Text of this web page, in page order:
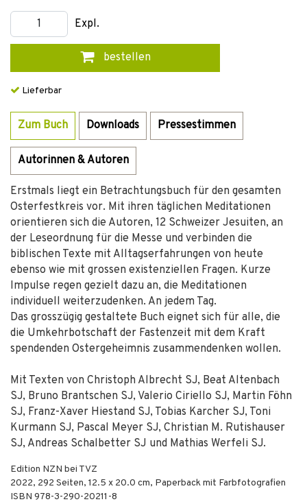
Expl.
bestellen
Lieferbar
Zum Buch Downloads Pressestimmen
Autorinnen & Autoren
Erstmals liegt ein Betrachtungsbuch für den gesamten
Osterfestkreis vor. Mit ihren täglichen Meditationen
orientieren sich die Autoren, 12 Schweizer Jesuiten, an
der Leseordnung für die Messe und verbinden die
biblischen Texte mit Alltagserfahrungen von heute
ebenso wie mit grossen existenziellen Fragen. Kurze
Impulse regen gezielt dazu an, die Meditationen
individuell weiterzudenken. An jedem Tag.
Das grosszügig gestaltete Buch eignet sich für alle, die
die Umkehrbotschaft der Fastenzeit mit dem Kraft
spendenden Ostergeheimnis zusammendenken wollen.
Mit Texten von Christoph Albrecht SJ, Beat Altenbach
SJ, Bruno Brantschen SJ, Valerio Ciriello SJ, Martin Föhn
SJ, Franz-Xaver Hiestand SJ, Tobias Karcher SJ, Toni
Kurmann SJ, Pascal Meyer SJ, Christian M. Rutishauser
SJ, Andreas Schalbetter SJ und Mathias Werfeli SJ.
Edition NZN bei TVZ
2022, 292 Seiten, 12.5 x 20.0 cm, Paperback mit Farbfotografien
ISBN 978-3-290-20211-8